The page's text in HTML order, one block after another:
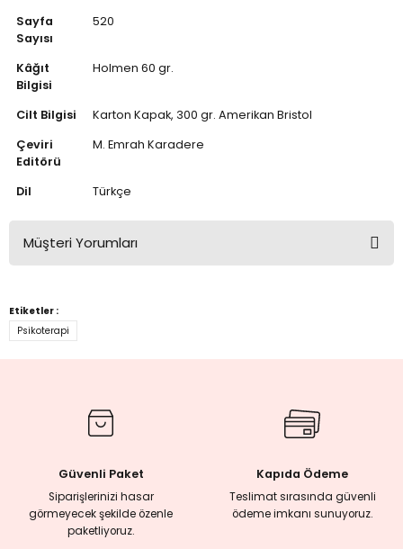
Sayfa
Sayısı
520
Kâğıt
Bilgisi
Holmen 60 gr.
Cilt Bilgisi
Karton Kapak, 300 gr. Amerikan Bristol
Çeviri
Editörü
M. Emrah Karadere
Dil Türkçe
Müşteri Yorumları
Etiketler :
Psikoterapi
Güvenli Paket
Siparişlerinizi hasar
görmeyecek şekilde özenle
paketliyoruz.
Kapıda Ödeme
Teslimat sırasında güvenli
ödeme imkanı sunuyoruz.